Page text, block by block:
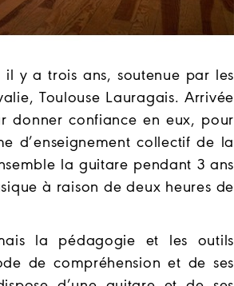
y a trois ans, soutenue par les
Toulouse Lauragais. Arrivée
donner confiance en eux, pour
d’enseignement collectif de la
la guitare pendant 3 ans
à raison de deux heures de
la pédagogie et les outils
de compréhension et de ses